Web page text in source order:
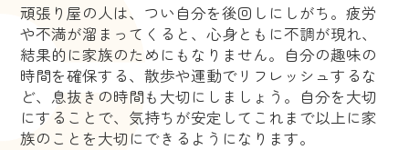
頑張り屋の人は、つい自分を後回しにしがち。疲労
や不満が溜まってくると、心身ともに不調が現れ、
結果的に家族のためにもなりません。自分の趣味の
時間を確保する、散歩や運動でリフレッシュするな
ど、息抜きの時間も大切にしましょう。自分を大切
にすることで、気持ちが安定してこれまで以上に家
族のことを大切にできるようになります。